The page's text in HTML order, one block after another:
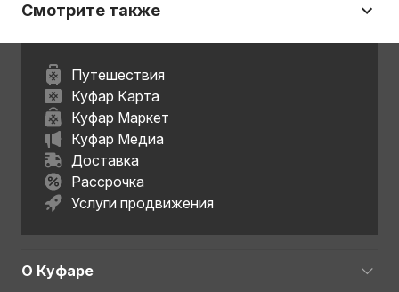
Смотрите также
Путешествия
Куфар Карта
Куфар Маркет
Куфар Медиа
Доставка
Рассрочка
Услуги продвижения
О Куфаре